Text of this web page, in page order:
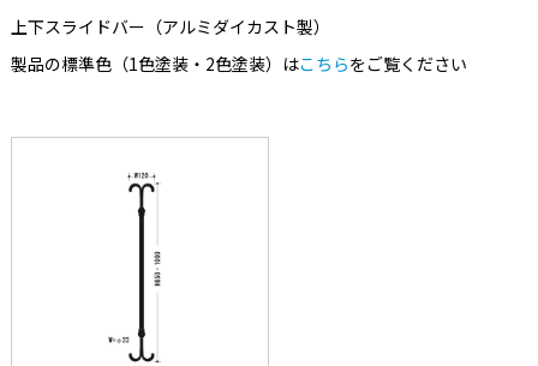
上下スライドバー（アルミダイカスト製）
製品の標準色（1色塗装・2色塗装）はこちらをご覧ください